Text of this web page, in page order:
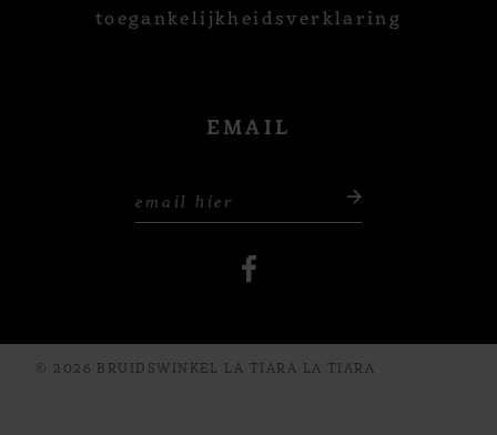
toegankelijkheidsverklaring
EMAIL
© 2026 BRUIDSWINKEL LA TIARA LA TIARA